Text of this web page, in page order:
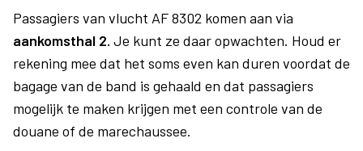
Passagiers van vlucht AF 8302 komen aan via
aankomsthal 2. Je kunt ze daar opwachten. Houd er
rekening mee dat het soms even kan duren voordat de
bagage van de band is gehaald en dat passagiers
mogelijk te maken krijgen met een controle van de
douane of de marechaussee.